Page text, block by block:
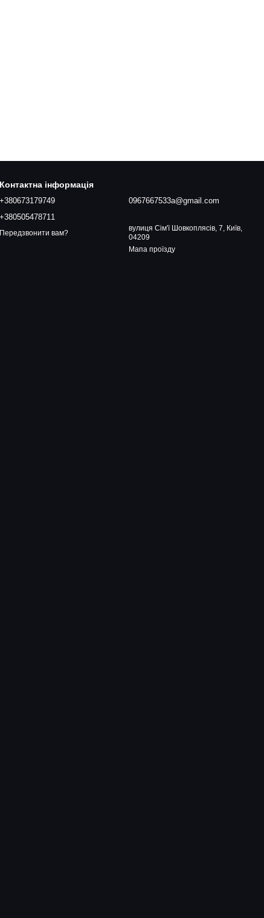
Контактна інформація
+380673179749
+380505478711
Передзвонити вам?
0967667533a@gmail.com
вулиця Сім'ї Шовкоплясів, 7, Київ,
04209
Мапа проїзду